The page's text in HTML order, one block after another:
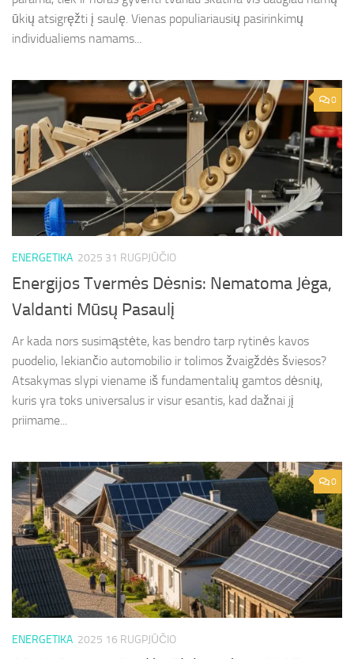
ūkių atsigręžti į saulę. Vienas populiariausių pasirinkimų
individualiems namams...
0
ENERGETIKA 2025 31 RUGPJŪČIO
Energijos Tvermės Dėsnis: Nematoma Jėga,
Valdanti Mūsų Pasaulį
Ar kada nors susimąstėte, kas bendro tarp rytinės kavos
puodelio, lekiančio automobilio ir tolimos žvaigždės šviesos?
Atsakymas slypi viename iš fundamentalių gamtos dėsnių,
kuris yra toks universalus ir visur esantis, kad dažnai jį
priimame...
0
ENERGETIKA 2025 16 RUGPJŪČIO